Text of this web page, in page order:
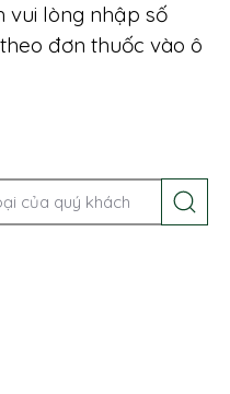
vui lòng nhập số
đơn thuốc vào ô